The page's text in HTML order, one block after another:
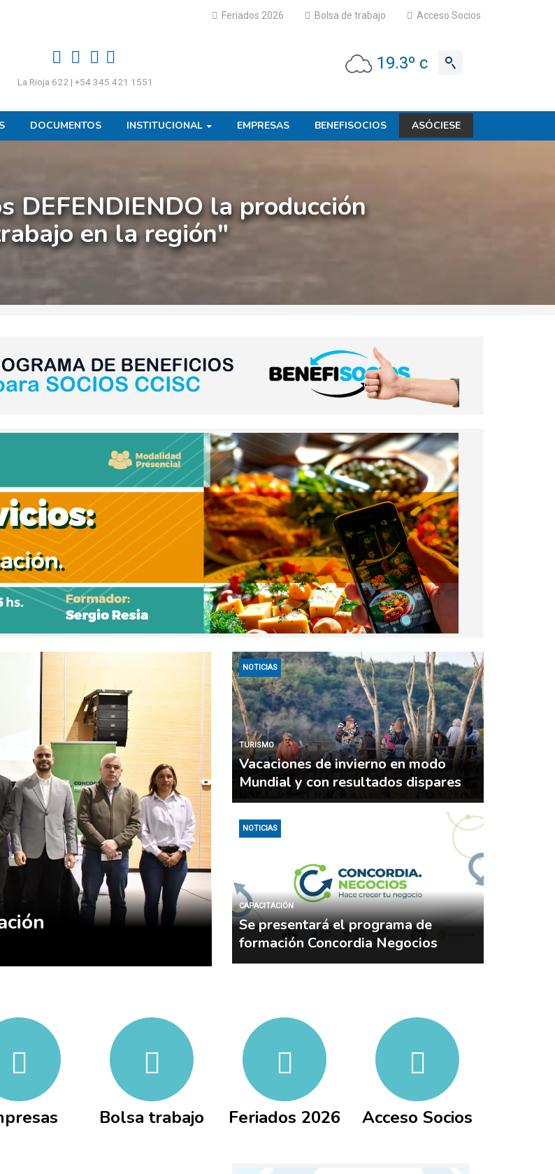
Acceso Socios
Bolsa de trabajo
Feriados 2026
La Rioja 622 | +54 345 421 1551
19.3º c
DOCUMENTOS INSTITUCIONAL EMPRESAS BENEFISOCIOS ASÓCIESE
DEFENDIENDO la producción
en la región"
TURISMO
Vacaciones de invierno en modo
Mundial y con resultados dispares
NOTICIAS
CAPACITACIÓN
Se presentará el programa de
formación Concordia Negocios
NOTICIAS
Bolsa trabajo Feriados 2026 Acceso Socios